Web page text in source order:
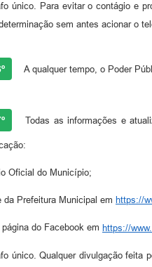
único. Para evitar o contágio e
sem antes acionar o
A qualquer tempo, o Poder
Todas as informações e
Oficial do Município;
da Prefeitura Municipal em https://
página do Facebook em https://
único. Qualquer divulgação feita